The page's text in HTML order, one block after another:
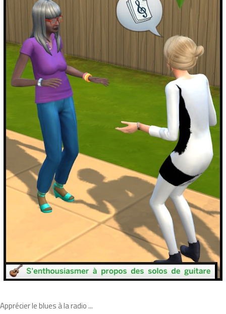
Apprécier le blues à la radio ...